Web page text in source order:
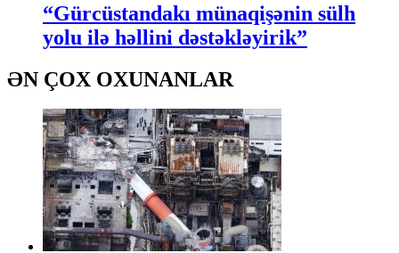
“Gürcüstandakı münaqişənin sülh
yolu ilə həllini dəstəkləyirik”
ƏN ÇOX OXUNANLAR